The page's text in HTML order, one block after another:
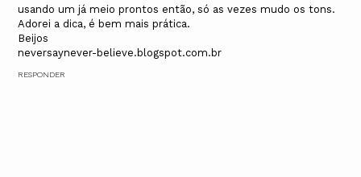
usando um já meio prontos então, só as vezes mudo os tons.
Adorei a dica, é bem mais prática.
Beijos
neversaynever-believe.blogspot.com.br
RESPONDER